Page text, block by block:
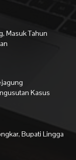
Masuk Tahun
Kasus
Bupati Lingga